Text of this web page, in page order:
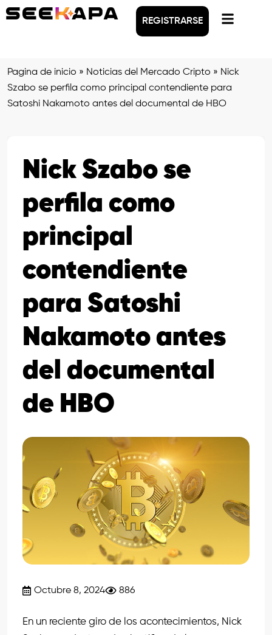
REGISTRARSE
Pagina de inicio » Noticias del Mercado Cripto » Nick
Szabo se perfila como principal contendiente para
Satoshi Nakamoto antes del documental de HBO
Nick Szabo se
perfila como
principal
contendiente
para Satoshi
Nakamoto antes
del documental
de HBO
Octubre 8, 2024 886
En un reciente giro de los acontecimientos, Nick